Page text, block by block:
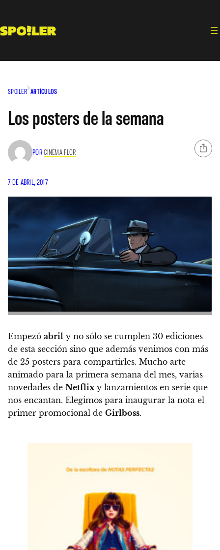
contenido
SPOILER ARTÍCULOS
Los posters de la semana
PORCINEMA FLOR
7 DE ABRIL, 2017
Empezó abril y no sólo se cumplen 30 ediciones
de esta sección sino que además venimos con más
de 25 posters para compartirles. Mucho arte
animado para la primera semana del mes, varias
novedades de Netflixy lanzamientos en serie que
nos encantan. Elegimos para inaugurar la nota el
primer promocional de Girlboss.